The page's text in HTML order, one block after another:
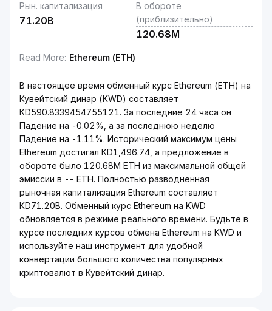
Рын. капитализация
71.20B
В обороте
(приблизительно)
120.68M
Read More: Ethereum (ETH)
В настоящее время обменный курс Ethereum (ETH) на
Кувейтский динар (KWD) составляет
KD590.8339454755121. За последние 24 часа он
Падение на -0.02%, а за последнюю неделю
Падение на -1.11%. Исторический максимум цены
Ethereum достигал KD1,496.74, а предложение в
обороте было 120.68M ETH из максимальной общей
эмиссии в -- ETH. Полностью разводненная
рыночная капитализация Ethereum составляет
KD71.20B. Обменный курс Ethereum на KWD
обновляется в режиме реального времени. Будьте в
курсе последних курсов обмена Ethereum на KWD и
используйте наш инструмент для удобной
конвертации большого количества популярных
криптовалют в Кувейтский динар.